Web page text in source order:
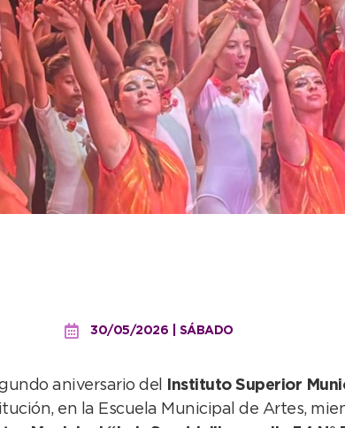
30/05/2026 | SÁBADO
aniversario del Instituto Superior
en la Escuela Municipal de Artes,